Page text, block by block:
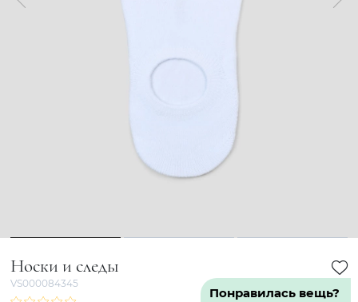
1 2 3
Носки и следы
VS000084345
Понравилась вещь?